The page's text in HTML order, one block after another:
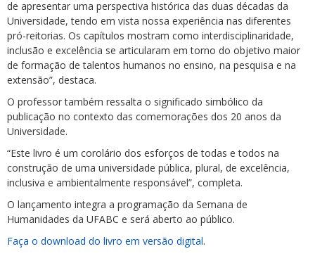
de apresentar uma perspectiva histórica das duas décadas da
Universidade, tendo em vista nossa experiência nas diferentes
pró-reitorias. Os capítulos mostram como interdisciplinaridade,
inclusão e excelência se articularam em torno do objetivo maior
de formação de talentos humanos no ensino, na pesquisa e na
extensão”, destaca.
O professor também ressalta o significado simbólico da
publicação no contexto das comemorações dos 20 anos da
Universidade.
“Este livro é um corolário dos esforços de todas e todos na
construção de uma universidade pública, plural, de excelência,
inclusiva e ambientalmente responsável”, completa.
O lançamento integra a programação da Semana de
Humanidades da UFABC e será aberto ao público.
Faça o download do livro em versão digital.